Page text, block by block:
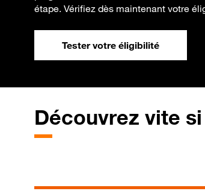
étape. Vérifiez dès maintenant votre
Tester votre éligibilité
Découvrez vite